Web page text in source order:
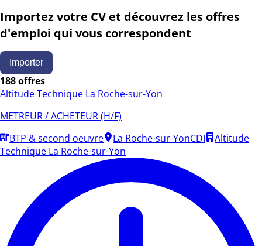
Importez votre CV et découvrez les offres
d'emploi qui vous correspondent
Importer
188 offres
Altitude Technique La Roche-sur-Yon
METREUR / ACHETEUR (H/F)
BTP & second oeuvre
La Roche-sur-YonCDI
Altitude
Technique La Roche-sur-Yon